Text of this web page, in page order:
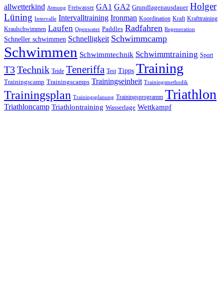
allwetterkind Atmung Freiwasser GA1 GA2 Grundlagenausdauer Holger
Lüning Intervalle Intervalltraining Ironman Koordination Kraft Krafttraining
Kraulschwimmen Laufen Openwater Paddles Radfahren Regeneration
Schneller schwimmen Schnelligkeit Schwimmcamp
Schwimmen Schwimmtechnik Schwimmtraining Sport
T3Technik Teide Teneriffa Test Tipps Training
Trainingscamp Trainingscamps Trainingseinheit Trainingsmethodik
Trainingsplan Trainingsplanung Trainingsprogramm Triathlon
Triathloncamp Triathlontraining Wasserlage Wettkampf